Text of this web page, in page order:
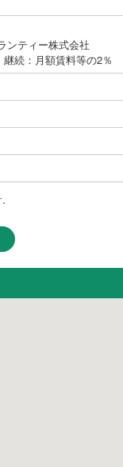
ンティー株式会社
続：月額賃料等の2％